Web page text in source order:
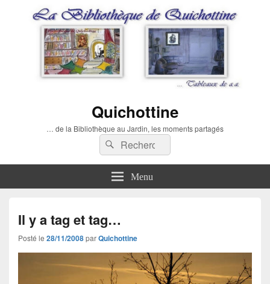
Quichottine
… de la Bibliothèque au Jardin, les moments partagés
Recherche :
Rechercher
Menu
Il y a tag et tag…
Posté le 28/11/2008parQuichottine